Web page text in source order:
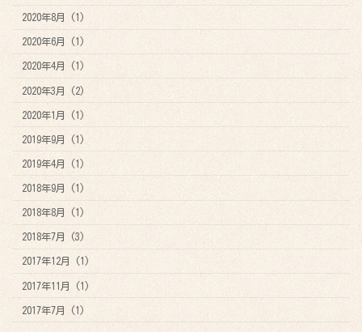
2020年8月 (1)
2020年6月 (1)
2020年4月 (1)
2020年3月 (2)
2020年1月 (1)
2019年9月 (1)
2019年4月 (1)
2018年9月 (1)
2018年8月 (1)
2018年7月 (3)
2017年12月 (1)
2017年11月 (1)
2017年7月 (1)